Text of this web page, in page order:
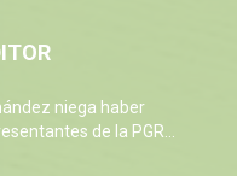
niega haber
de la PGR...